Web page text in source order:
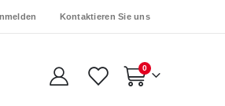
Kontaktieren Sie uns
Warenkorb
0Artikel